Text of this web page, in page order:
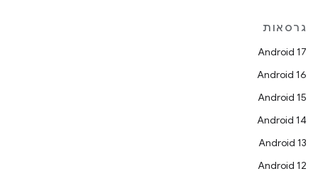
גרסאות
Android 17
Android 16
Android 15
Android 14
Android 13
Android 12